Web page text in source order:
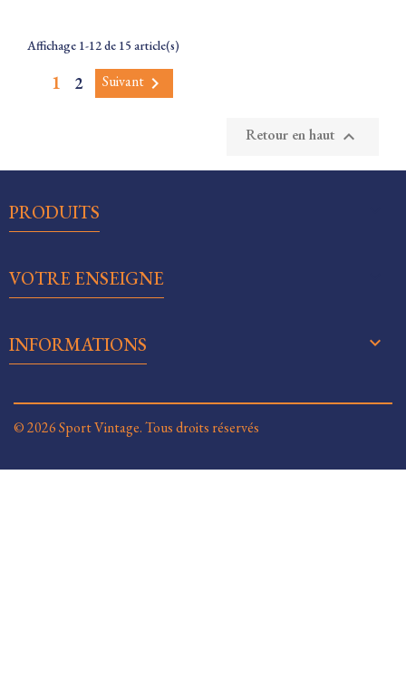
Affichage 1-12 de 15 article(s)
1 2 Suivant 
Retour en haut 
PRODUITS
VOTRE ENSEIGNE
INFORMATIONS keyboard_arrow_down
© 2026 Sport Vintage. Tous droits réservés